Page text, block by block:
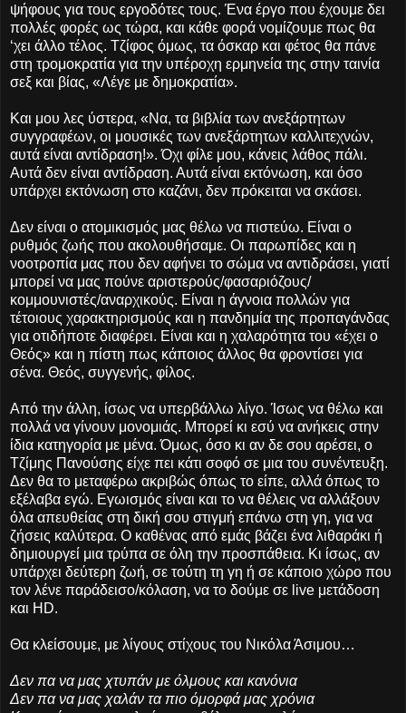
ψήφους για τους εργοδότες τους. Ένα έργο που έχουμε δει
πολλές φορές ως τώρα, και κάθε φορά νομίζουμε πως θα
‘χει άλλο τέλος. Τζίφος όμως, τα όσκαρ και φέτος θα πάνε
στη τρομοκρατία για την υπέροχη ερμηνεία της στην ταινία
σεξ και βίας, «Λέγε με δημοκρατία».
Και μου λες ύστερα, «Να, τα βιβλία των ανεξάρτητων
συγγραφέων, οι μουσικές των ανεξάρτητων καλλιτεχνών,
αυτά είναι αντίδραση!». Όχι φίλε μου, κάνεις λάθος πάλι.
Αυτά δεν είναι αντίδραση. Αυτά είναι εκτόνωση, και όσο
υπάρχει εκτόνωση στο καζάνι, δεν πρόκειται να σκάσει.
Δεν είναι ο ατομικισμός μας θέλω να πιστεύω. Είναι ο
ρυθμός ζωής που ακολουθήσαμε. Οι παρωπίδες και η
νοοτροπία μας που δεν αφήνει το σώμα να αντιδράσει, γιατί
μπορεί να μας πούνε αριστερούς/φασαριόζους/
κομμουνιστές/αναρχικούς. Είναι η άγνοια πολλών για
τέτοιους χαρακτηρισμούς και η πανδημία της προπαγάνδας
για οτιδήποτε διαφέρει. Είναι και η χαλαρότητα του «έχει ο
Θεός» και η πίστη πως κάποιος άλλος θα φροντίσει για
σένα. Θεός, συγγενής, φίλος.
Από την άλλη, ίσως να υπερβάλλω λίγο. Ίσως να θέλω και
πολλά να γίνουν μονομιάς. Μπορεί κι εσύ να ανήκεις στην
ίδια κατηγορία με μένα. Όμως, όσο κι αν δε σου αρέσει, ο
Τζίμης Πανούσης είχε πει κάτι σοφό σε μια του συνέντευξη.
Δεν θα το μεταφέρω ακριβώς όπως το είπε, αλλά όπως το
εξέλαβα εγώ. Εγωισμός είναι και το να θέλεις να αλλάξουν
όλα απευθείας στη δική σου στιγμή επάνω στη γη, για να
ζήσεις καλύτερα. Ο καθένας από εμάς βάζει ένα λιθαράκι ή
δημιουργεί μια τρύπα σε όλη την προσπάθεια. Κι ίσως, αν
υπάρχει δεύτερη ζωή, σε τούτη τη γη ή σε κάποιο χώρο που
τον λένε παράδεισο/κόλαση, να το δούμε σε live μετάδοση
και HD.
Θα κλείσουμε, με λίγους στίχους του Νικόλα Άσιμου…
Δεν πα να μας χτυπάν με όλμους και κανόνια
Δεν πα να μας χαλάν τα πιο όμορφά μας χρόνια